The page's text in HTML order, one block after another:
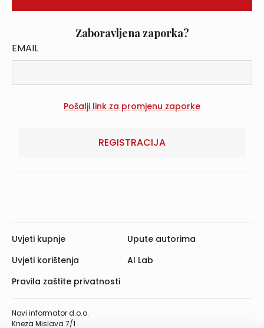
Zaboravljena zaporka?
EMAIL
REGISTRACIJA
Novi informator d.o.o.
Kneza Mislava 7/1
Uvjeti kupnje
Uvjeti korištenja
Pravila zaštite privatnosti
Upute autorima
AI Lab